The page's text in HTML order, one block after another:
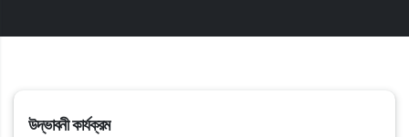
উদ্ভাবনী কার্যক্রম